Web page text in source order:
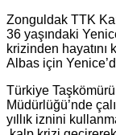
Zonguldak TTK
36 yaşındaki
krizinden hayatını
Albas için
Türkiye
Müdürlüğü’nde
yıllık iznini